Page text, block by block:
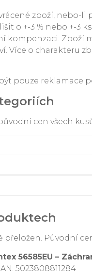
zboží, nebo-li
o +-3 % nebo +-3
kompenzaci. Zboží
Více o charakteru
pouze reklamace
cen všech
přeložen. Původní
56585EU –
5023808811284